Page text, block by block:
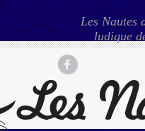
Les Nautes
ludique